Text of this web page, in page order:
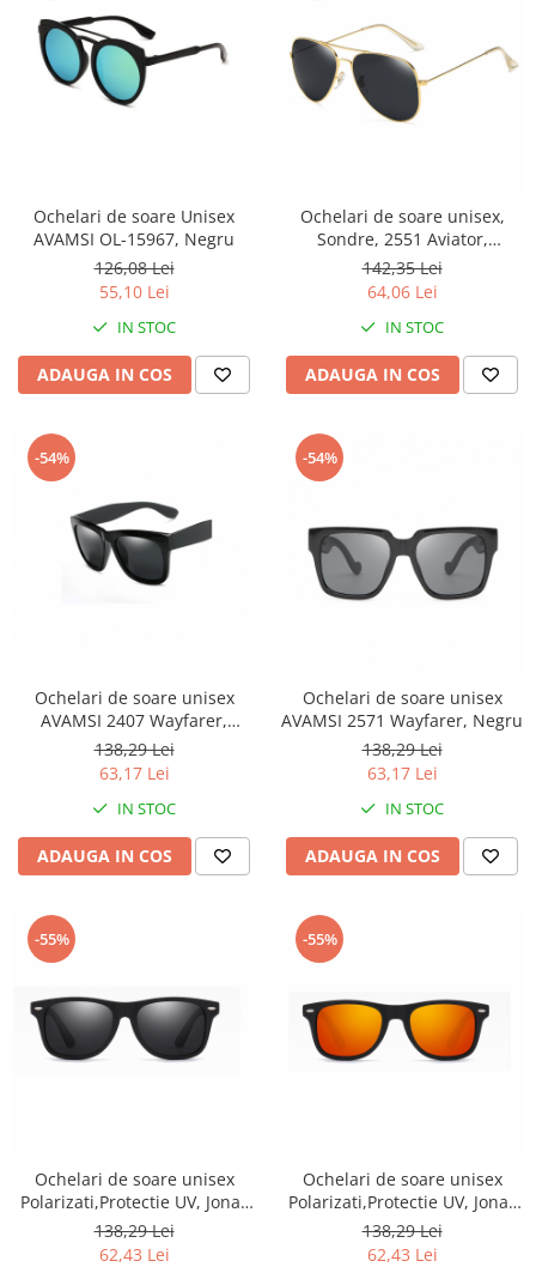
Ochelari de soare Unisex
AVAMSI OL-15967, Negru
126,08 Lei
55,10 Lei
IN STOC
ADAUGA IN COS
Ochelari de soare unisex,
Sondre, 2551 Aviator,
Polarizati, Negru-Auriu
142,35 Lei
64,06 Lei
IN STOC
ADAUGA IN COS
-54%
Ochelari de soare unisex
AVAMSI 2407 Wayfarer,
Polarizati, Negru
138,29 Lei
63,17 Lei
IN STOC
ADAUGA IN COS
-54%
Ochelari de soare unisex
AVAMSI 2571 Wayfarer, Negru
138,29 Lei
63,17 Lei
IN STOC
ADAUGA IN COS
-55%
Ochelari de soare unisex
Polarizati,Protectie UV, Jonas
Wayfarer, Negru
138,29 Lei
62,43 Lei
-55%
Ochelari de soare unisex
Polarizati,Protectie UV, Jonas
Wayfarer, Negru-Portocaliu
138,29 Lei
62,43 Lei